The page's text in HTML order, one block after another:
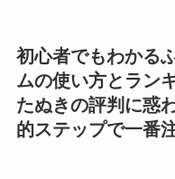
初心者でもわかる
ムの使い方とラン
たぬきの評判に惑
的ステップで一番